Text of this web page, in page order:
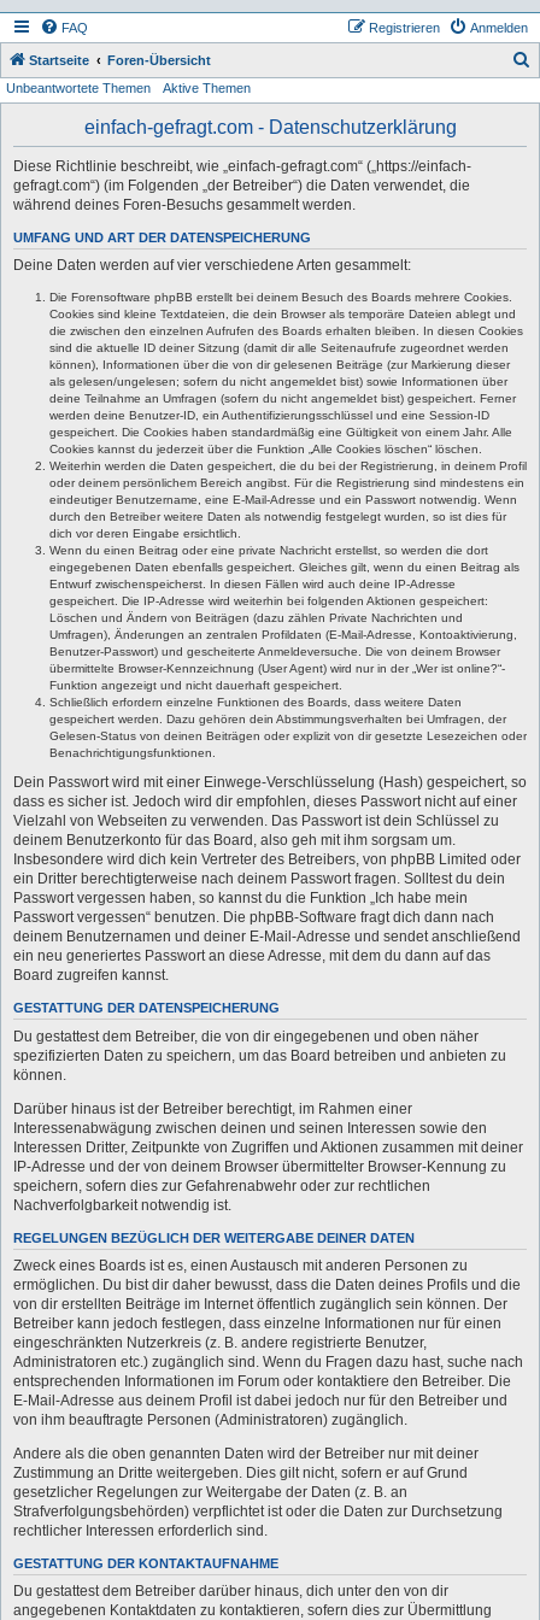
FAQ Anmelden
Registrieren
Startseite Foren-Übersicht
Unbeantwortete Themen Aktive Themen
einfach-gefragt.com - Datenschutzerklärung
Diese Richtlinie beschreibt, wie „einfach-gefragt.com“ („https://einfach-
gefragt.com“) (im Folgenden „der Betreiber“) die Daten verwendet, die
während deines Foren-Besuchs gesammelt werden.
UMFANG UND ART DER DATENSPEICHERUNG
Deine Daten werden auf vier verschiedene Arten gesammelt:
Die Forensoftware phpBB erstellt bei deinem Besuch des Boards mehrere Cookies.
Cookies sind kleine Textdateien, die dein Browser als temporäre Dateien ablegt und
die zwischen den einzelnen Aufrufen des Boards erhalten bleiben. In diesen Cookies
sind die aktuelle ID deiner Sitzung (damit dir alle Seitenaufrufe zugeordnet werden
können), Informationen über die von dir gelesenen Beiträge (zur Markierung dieser
als gelesen/ungelesen; sofern du nicht angemeldet bist) sowie Informationen über
deine Teilnahme an Umfragen (sofern du nicht angemeldet bist) gespeichert. Ferner
werden deine Benutzer-ID, ein Authentifizierungsschlüssel und eine Session-ID
gespeichert. Die Cookies haben standardmäßig eine Gültigkeit von einem Jahr. Alle
Cookies kannst du jederzeit über die Funktion „Alle Cookies löschen“ löschen.
Weiterhin werden die Daten gespeichert, die du bei der Registrierung, in deinem Profil
oder deinem persönlichem Bereich angibst. Für die Registrierung sind mindestens ein
eindeutiger Benutzername, eine E-Mail-Adresse und ein Passwort notwendig. Wenn
durch den Betreiber weitere Daten als notwendig festgelegt wurden, so ist dies für
dich vor deren Eingabe ersichtlich.
Wenn du einen Beitrag oder eine private Nachricht erstellst, so werden die dort
eingegebenen Daten ebenfalls gespeichert. Gleiches gilt, wenn du einen Beitrag als
Entwurf zwischenspeicherst. In diesen Fällen wird auch deine IP-Adresse
gespeichert. Die IP-Adresse wird weiterhin bei folgenden Aktionen gespeichert:
Löschen und Ändern von Beiträgen (dazu zählen Private Nachrichten und
Umfragen), Änderungen an zentralen Profildaten (E-Mail-Adresse, Kontoaktivierung,
Benutzer-Passwort) und gescheiterte Anmeldeversuche. Die von deinem Browser
übermittelte Browser-Kennzeichnung (User Agent) wird nur in der „Wer ist online?“-
Funktion angezeigt und nicht dauerhaft gespeichert.
Schließlich erfordern einzelne Funktionen des Boards, dass weitere Daten
gespeichert werden. Dazu gehören dein Abstimmungsverhalten bei Umfragen, der
Gelesen-Status von deinen Beiträgen oder explizit von dir gesetzte Lesezeichen oder
Benachrichtigungsfunktionen.
Dein Passwort wird mit einer Einwege-Verschlüsselung (Hash) gespeichert, so
dass es sicher ist. Jedoch wird dir empfohlen, dieses Passwort nicht auf einer
Vielzahl von Webseiten zu verwenden. Das Passwort ist dein Schlüssel zu
deinem Benutzerkonto für das Board, also geh mit ihm sorgsam um.
Insbesondere wird dich kein Vertreter des Betreibers, von phpBB Limited oder
ein Dritter berechtigterweise nach deinem Passwort fragen. Solltest du dein
Passwort vergessen haben, so kannst du die Funktion „Ich habe mein
Passwort vergessen“ benutzen. Die phpBB-Software fragt dich dann nach
deinem Benutzernamen und deiner E-Mail-Adresse und sendet anschließend
ein neu generiertes Passwort an diese Adresse, mit dem du dann auf das
Board zugreifen kannst.
GESTATTUNG DER DATENSPEICHERUNG
Du gestattest dem Betreiber, die von dir eingegebenen und oben näher
spezifizierten Daten zu speichern, um das Board betreiben und anbieten zu
können.
Darüber hinaus ist der Betreiber berechtigt, im Rahmen einer
Interessenabwägung zwischen deinen und seinen Interessen sowie den
Interessen Dritter, Zeitpunkte von Zugriffen und Aktionen zusammen mit deiner
IP-Adresse und der von deinem Browser übermittelter Browser-Kennung zu
speichern, sofern dies zur Gefahrenabwehr oder zur rechtlichen
Nachverfolgbarkeit notwendig ist.
REGELUNGEN BEZÜGLICH DER WEITERGABE DEINER DATEN
Zweck eines Boards ist es, einen Austausch mit anderen Personen zu
ermöglichen. Du bist dir daher bewusst, dass die Daten deines Profils und die
von dir erstellten Beiträge im Internet öffentlich zugänglich sein können. Der
Betreiber kann jedoch festlegen, dass einzelne Informationen nur für einen
eingeschränkten Nutzerkreis (z. B. andere registrierte Benutzer,
Administratoren etc.) zugänglich sind. Wenn du Fragen dazu hast, suche nach
entsprechenden Informationen im Forum oder kontaktiere den Betreiber. Die
E-Mail-Adresse aus deinem Profil ist dabei jedoch nur für den Betreiber und
von ihm beauftragte Personen (Administratoren) zugänglich.
Andere als die oben genannten Daten wird der Betreiber nur mit deiner
Zustimmung an Dritte weitergeben. Dies gilt nicht, sofern er auf Grund
gesetzlicher Regelungen zur Weitergabe der Daten (z. B. an
Strafverfolgungsbehörden) verpflichtet ist oder die Daten zur Durchsetzung
rechtlicher Interessen erforderlich sind.
GESTATTUNG DER KONTAKTAUFNAHME
Du gestattest dem Betreiber darüber hinaus, dich unter den von dir
angegebenen Kontaktdaten zu kontaktieren, sofern dies zur Übermittlung